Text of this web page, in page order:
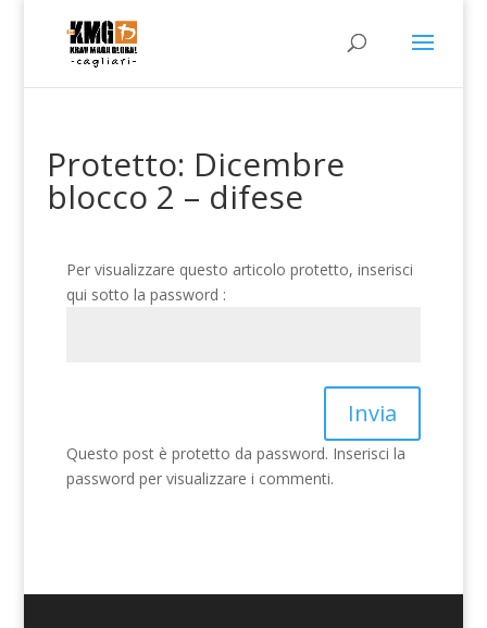
Protetto: Dicembre
blocco 2 – difese
Per visualizzare questo articolo protetto, inserisci
qui sotto la password :
Invia
Questo post è protetto da password. Inserisci la
password per visualizzare i commenti.